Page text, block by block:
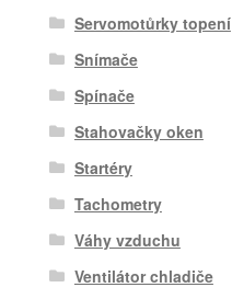
Servomotůrky topení
Snímače
Spínače
Stahovačky oken
Startéry
Tachometry
Váhy vzduchu
Ventilátor chladiče